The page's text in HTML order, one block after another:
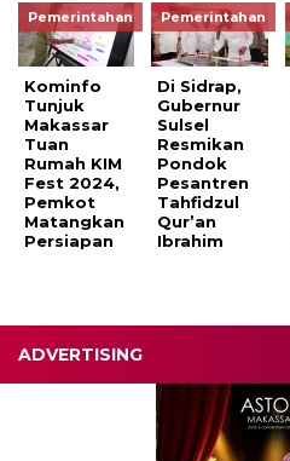
Pemerintahan
Kominfo
Tunjuk
Makassar
Tuan
Rumah KIM
Fest 2024,
Pemkot
Matangkan
Persiapan
Pemerintahan
Di Sidrap,
Gubernur
Sulsel
Resmikan
Pondok
Pesantren
Tahfidzul
Qur’an
Ibrahim
ADVERTISING